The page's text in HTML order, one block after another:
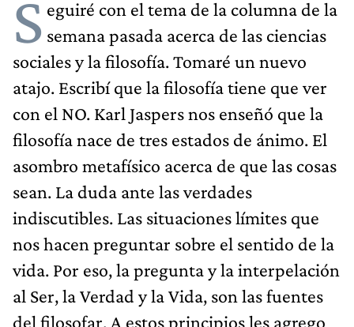
S eguiré con el tema de la columna de la
semana pasada acerca de las ciencias
sociales y la filosofía. Tomaré un nuevo
atajo. Escribí que la filosofía tiene que ver
con el NO. Karl Jaspers nos enseñó que la
filosofía nace de tres estados de ánimo. El
asombro metafísico acerca de que las cosas
sean. La duda ante las verdades
indiscutibles. Las situaciones límites que
nos hacen preguntar sobre el sentido de la
vida. Por eso, la pregunta y la interpelación
al Ser, la Verdad y la Vida, son las fuentes
del filosofar. A estos principios les agrego